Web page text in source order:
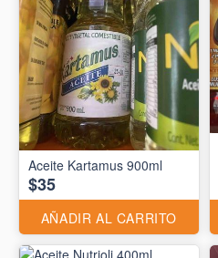
Aceite Kartamus 900ml
$35
AÑADIR AL CARRITO